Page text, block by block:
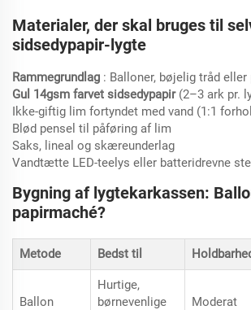
Materialer, der skal bruges til
sidsedypapir-lygte
Rammegrundlag : Balloner, bøjelig tråd eller
Gul 14gsm farvet sidsedypapir (2–3 ark pr.
Ikke-giftig lim fortyndet med vand (1:1
Blød pensel til påføring af lim
Saks, lineal og skæreunderlag
Vandtætte LED-teelys eller batteridrevne
Bygning af lygtekarkassen:
papirmaché?
Metode Bedst til
Ballon
Hurtige,
børnevenlige
Moderat